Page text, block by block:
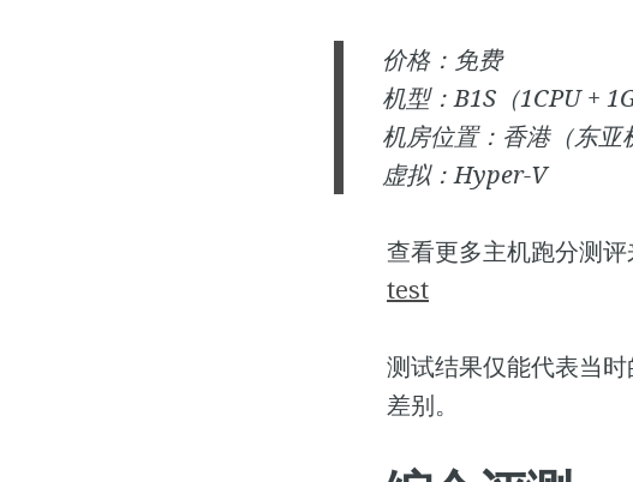
价格：免费
机型：B1S（1CPU +
机房位置：香港（东亚
虚拟：Hyper-V
查看更多主机跑分测
test
测试结果仅能代表当
差别。